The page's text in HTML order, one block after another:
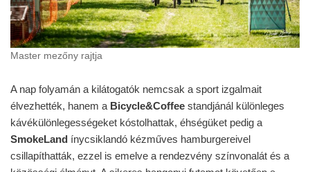
Master mezőny rajtja
A nap folyamán a kilátogatók nemcsak a sport izgalmait
élvezhették, hanem a Bicycle&Coffee standjánál különleges
kávékülönlegességeket kóstolhattak, éhségüket pedig a
SmokeLand ínycsiklandó kézműves hamburgereivel
csillapíthatták, ezzel is emelve a rendezvény színvonalát és a